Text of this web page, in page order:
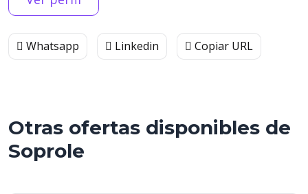
Whatsapp Linkedin Copiar URL
Otras ofertas disponibles de
Soprole